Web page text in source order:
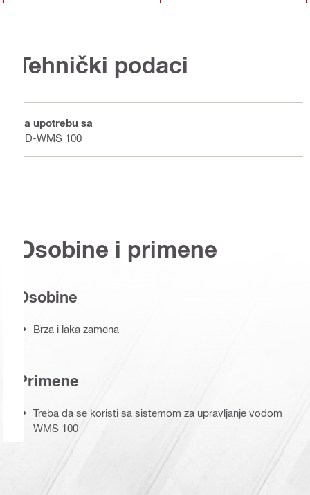
Tehnički podaci
Za upotrebu sa
DD-WMS 100
Osobine i primene
Osobine
Brza i laka zamena
Primene
Treba da se koristi sa sistemom za upravljanje vodom
WMS 100